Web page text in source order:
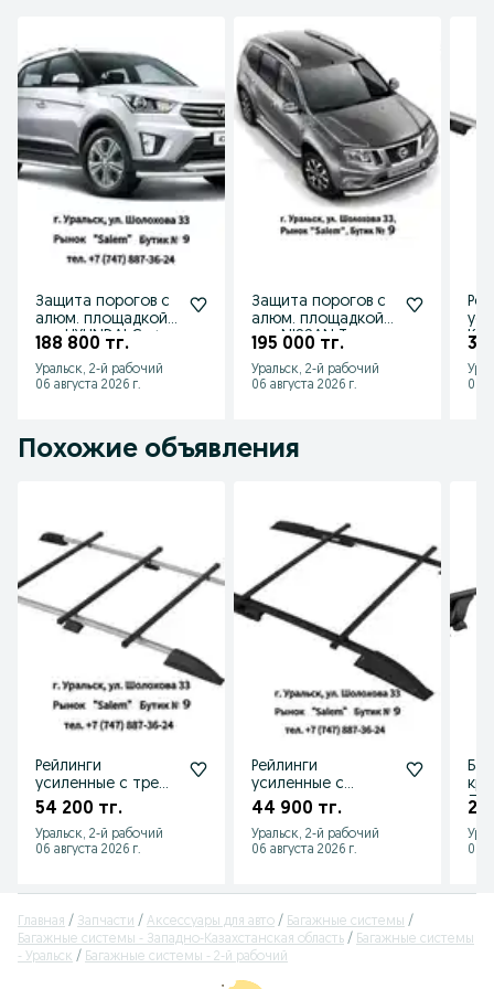
Защита порогов с
алюм. площадкой
для HYUNDAI Creta
188 800 тг.
Уральск, 2-й рабочий
06 августа 2026 г.
Защита порогов с
алюм. площадкой
для NISSAN Terrano
195 000 тг.
Уральск, 2-й рабочий
06 августа 2026 г.
36
06
Похожие объявления
Рейлинги
усиленные с тремя
поперечинами на
54 200 тг.
Уральск, 2-й рабочий
06 августа 2026 г.
Рейлинги
усиленные с
поперечинами для
Универсал до 2013
44 900 тг.
Уральск, 2-й рабочий
06 августа 2026 г.
23
06
Главная Запчасти Аксессуары для авто
Багажные системы
Багажные системы - Западно-Казахстанская область
Багажные системы
- Уральск
Багажные системы - 2-й рабочий